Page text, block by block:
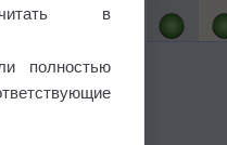
в
полностью